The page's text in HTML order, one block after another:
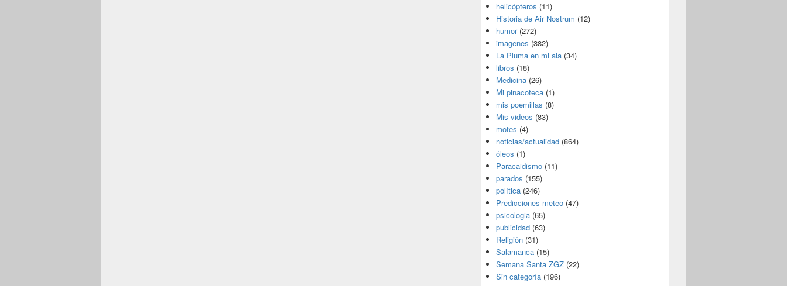
helicópteros (11)
Historia de Air Nostrum (12)
humor(272)
imagenes (382)
La Pluma en mi ala (34)
libros (18)
Medicina (26)
Mi pinacoteca (1)
mis poemillas (8)
Mis videos (83)
motes (4)
noticias/actualidad (864)
óleos (1)
Paracaidismo (11)
parados (155)
política (246)
Predicciones meteo (47)
psicologia (65)
publicidad (63)
Religión (31)
Salamanca (15)
Semana Santa ZGZ (22)
Sin categoría (196)